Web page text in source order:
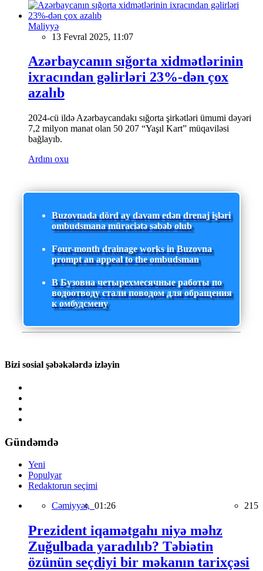
Maliyyə
13 Fevral 2025, 11:07
Azərbaycanın sığorta xidmətlərinin
ixracından gəlirləri 23%-dən çox
azalıb
2024-cü ildə Azərbaycandakı sığorta şirkətləri ümumi dəyəri
7,2 milyon manat olan 50 207 “Yaşıl Kart” müqaviləsi
bağlayıb.
Ardını oxu
Buzovnada dörd ay davam edən drenaj işləri
ombudsmana müraciətə səbəb olub
Four-month drainage works in Buzovna
prompt an appeal to the ombudsman
В Бузовна четырехмесячные работы по
водоотводу стали поводом для обращения
к омбудсмену
Bizi sosial şəbəkələrdə izləyin
Gündəmdə
Yeni
Populyar
Redaktorun seçimi
Cəmiyyət, 01:26 215
Prezident iqamətgahı niyə məhz
Zuğulbada yaradılıb? Təbiətin
özünün seçdiyi bir məkanın tarixçəsi